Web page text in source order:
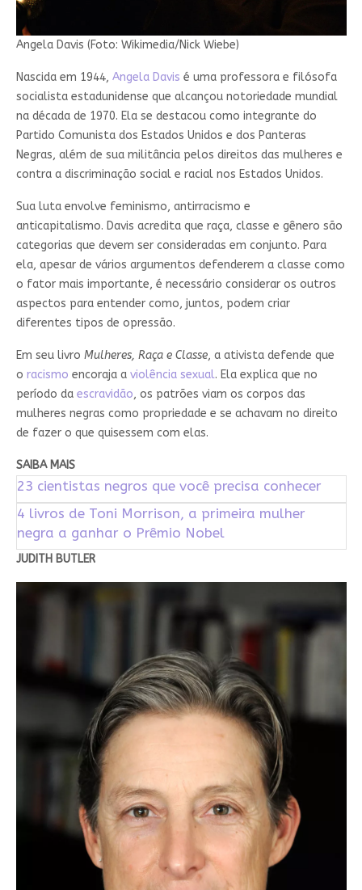
Angela Davis (Foto: Wikimedia/Nick Wiebe)
Nascida em 1944, Angela Davis é uma professora e filósofa
socialista estadunidense que alcançou notoriedade mundial
na década de 1970. Ela se destacou como integrante do
Partido Comunista dos Estados Unidos e dos Panteras
Negras, além de sua militância pelos direitos das mulheres e
contra a discriminação social e racial nos Estados Unidos.
Sua luta envolve feminismo, antirracismo e
anticapitalismo. Davis acredita que raça, classe e gênero são
categorias que devem ser consideradas em conjunto. Para
ela, apesar de vários argumentos defenderem a classe como
o fator mais importante, é necessário considerar os outros
aspectos para entender como, juntos, podem criar
diferentes tipos de opressão.
Em seu livro Mulheres, Raça e Classe, a ativista defende que
o racismo encoraja a violência sexual. Ela explica que no
período da escravidão, os patrões viam os corpos das
mulheres negras como propriedade e se achavam no direito
de fazer o que quisessem com elas.
SAIBA MAIS
23 cientistas negros que você precisa conhecer
4 livros de Toni Morrison, a primeira mulher
negra a ganhar o Prêmio Nobel
JUDITH BUTLER